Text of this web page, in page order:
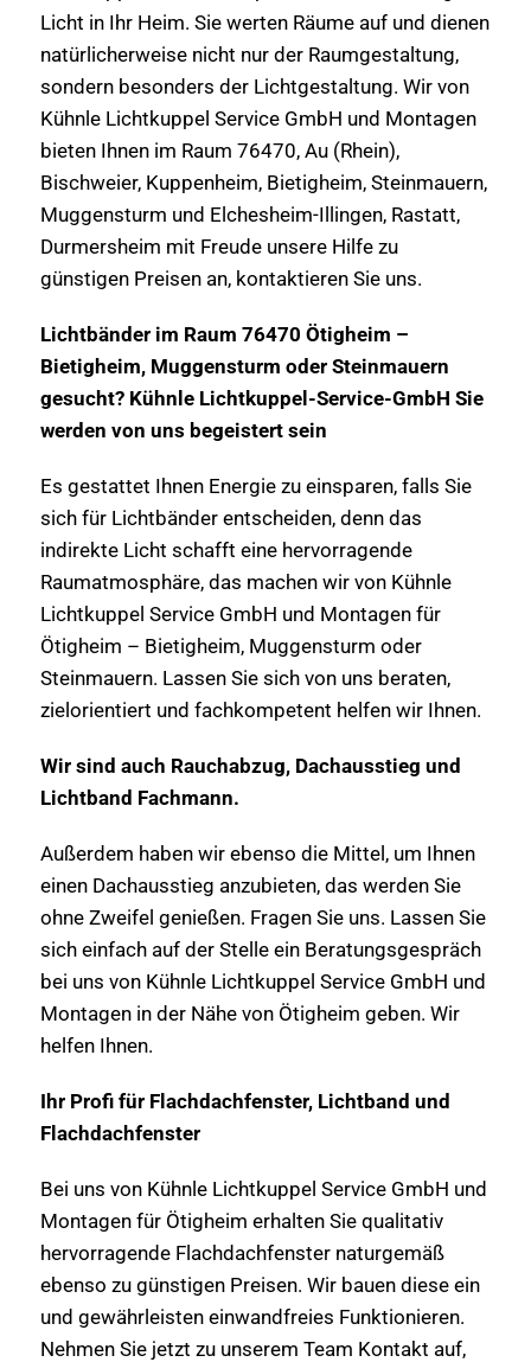
Licht in Ihr Heim. Sie werten Räume auf und dienen
natürlicherweise nicht nur der Raumgestaltung,
sondern besonders der Lichtgestaltung. Wir von
Kühnle Lichtkuppel Service GmbH und Montagen
bieten Ihnen im Raum 76470, Au (Rhein),
Bischweier, Kuppenheim, Bietigheim, Steinmauern,
Muggensturm und Elchesheim-Illingen, Rastatt,
Durmersheim mit Freude unsere Hilfe zu
günstigen Preisen an, kontaktieren Sie uns.
Lichtbänder im Raum 76470 Ötigheim –
Bietigheim, Muggensturm oder Steinmauern
gesucht? Kühnle Lichtkuppel-Service-GmbH Sie
werden von uns begeistert sein
Es gestattet Ihnen Energie zu einsparen, falls Sie
sich für Lichtbänder entscheiden, denn das
indirekte Licht schafft eine hervorragende
Raumatmosphäre, das machen wir von Kühnle
Lichtkuppel Service GmbH und Montagen für
Ötigheim – Bietigheim, Muggensturm oder
Steinmauern. Lassen Sie sich von uns beraten,
zielorientiert und fachkompetent helfen wir Ihnen.
Wir sind auch Rauchabzug, Dachausstieg und
Lichtband Fachmann.
Außerdem haben wir ebenso die Mittel, um Ihnen
einen Dachausstieg anzubieten, das werden Sie
ohne Zweifel genießen. Fragen Sie uns. Lassen Sie
sich einfach auf der Stelle ein Beratungsgespräch
bei uns von Kühnle Lichtkuppel Service GmbH und
Montagen in der Nähe von Ötigheim geben. Wir
helfen Ihnen.
Ihr Profi für Flachdachfenster, Lichtband und
Flachdachfenster
Bei uns von Kühnle Lichtkuppel Service GmbH und
Montagen für Ötigheim erhalten Sie qualitativ
hervorragende Flachdachfenster naturgemäß
ebenso zu günstigen Preisen. Wir bauen diese ein
und gewährleisten einwandfreies Funktionieren.
Nehmen Sie jetzt zu unserem Team Kontakt auf,